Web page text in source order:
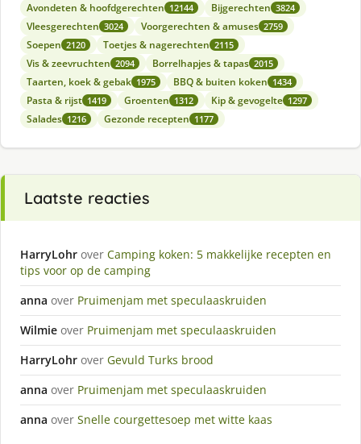
Avondeten & hoofdgerechten 12144 Bijgerechten 3824
Vleesgerechten 3024 Voorgerechten & amuses 2759
Soepen 2120 Toetjes & nagerechten 2115
Vis & zeevruchten 2094 Borrelhapjes & tapas 2015
Taarten, koek & gebak 1975 BBQ & buiten koken 1434
Pasta & rijst 1419 Groenten 1312 Kip & gevogelte 1297
Salades 1216 Gezonde recepten 1177
Laatste reacties
HarryLohr over Camping koken: 5 makkelijke recepten en
tips voor op de camping
anna over Pruimenjam met speculaaskruiden
Wilmie over Pruimenjam met speculaaskruiden
HarryLohr over Gevuld Turks brood
anna over Pruimenjam met speculaaskruiden
anna over Snelle courgettesoep met witte kaas